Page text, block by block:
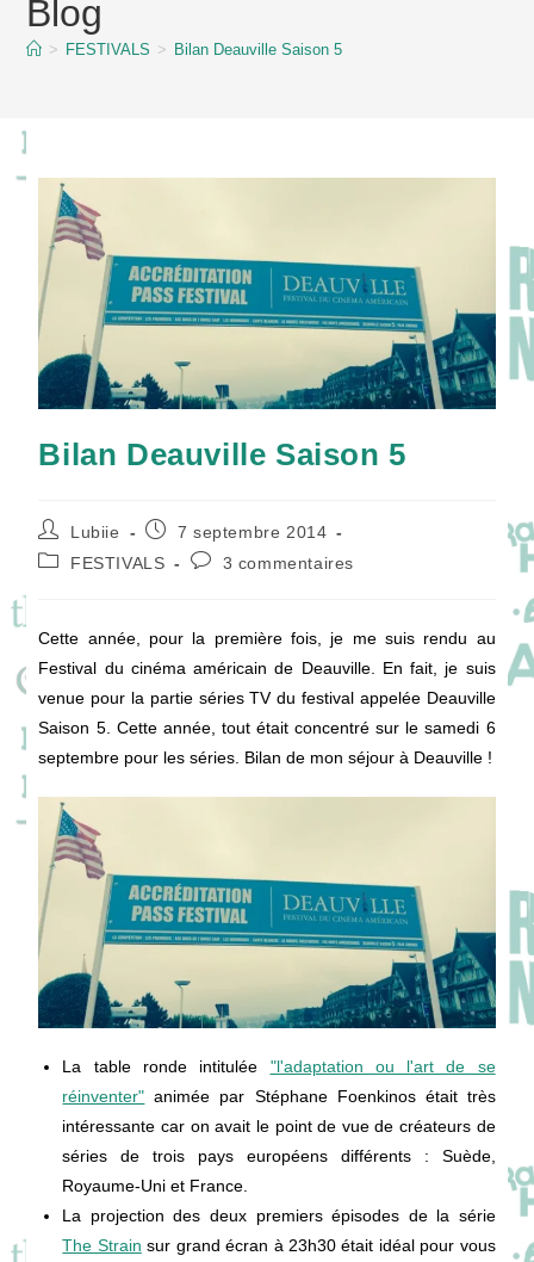
contentBlog
> FESTIVALS > Bilan Deauville Saison 5
Bilan Deauville Saison 5
Auteur/autrice
de
la
Lubiie
Publication
publiée :
7 septembre 2014
PostFESTIVALS
Commentaires
3 commentaires
Cette année, pour la première fois, je me suis rendu au
Festival du cinéma américain de Deauville. En fait, je suis
venue pour la partie séries TV du festival appelée Deauville
Saison 5. Cette année, tout était concentré sur le samedi 6
septembre pour les séries. Bilan de mon séjour à Deauville !
La table ronde intitulée "l'adaptation ou l'art de se
réinventer" animée par Stéphane Foenkinos était très
intéressante car on avait le point de vue de créateurs de
séries de trois pays européens différents : Suède,
Royaume-Uni et France.
La projection des deux premiers épisodes de la série
The Strain sur grand écran à 23h30 était idéal pour vous